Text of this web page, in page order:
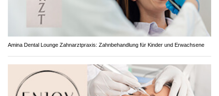
Amina Dental Lounge Zahnarztpraxis: Zahnbehandlung für Kinder und Erwachsene